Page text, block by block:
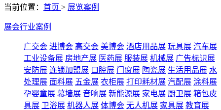
当前位置： 首页 > 展览案例
展会行业案例
广交会 进博会 高交会 美博会 酒店用品展 玩具展 汽车展
工业设备展 房地产展 医药展 服装展 机械展 广告标识展
安防展 连锁加盟展 口腔展 门窗展 陶瓷展 生活用品展 水
处理展 面料展 五金展 衣柜展 打印耗材展 汽配展 涂料展
孕婴童展 幕墙展 音响展 新能源展 家电展 厨卫展 箱包皮
具展 卫浴展 机器人展 体博会 无人机展 家具展 教育展